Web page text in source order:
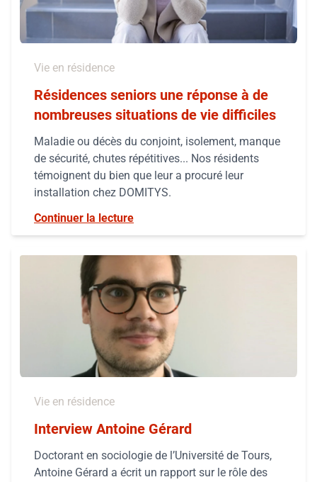
Vie en résidence
Résidences seniors une réponse à de
nombreuses situations de vie difficiles
Maladie ou décès du conjoint, isolement, manque
de sécurité, chutes répétitives... Nos résidents
témoignent du bien que leur a procuré leur
installation chez DOMITYS.
Continuer la lecture
Vie en résidence
Interview Antoine Gérard
Doctorant en sociologie de l’Université de Tours,
Antoine Gérard a écrit un rapport sur le rôle des